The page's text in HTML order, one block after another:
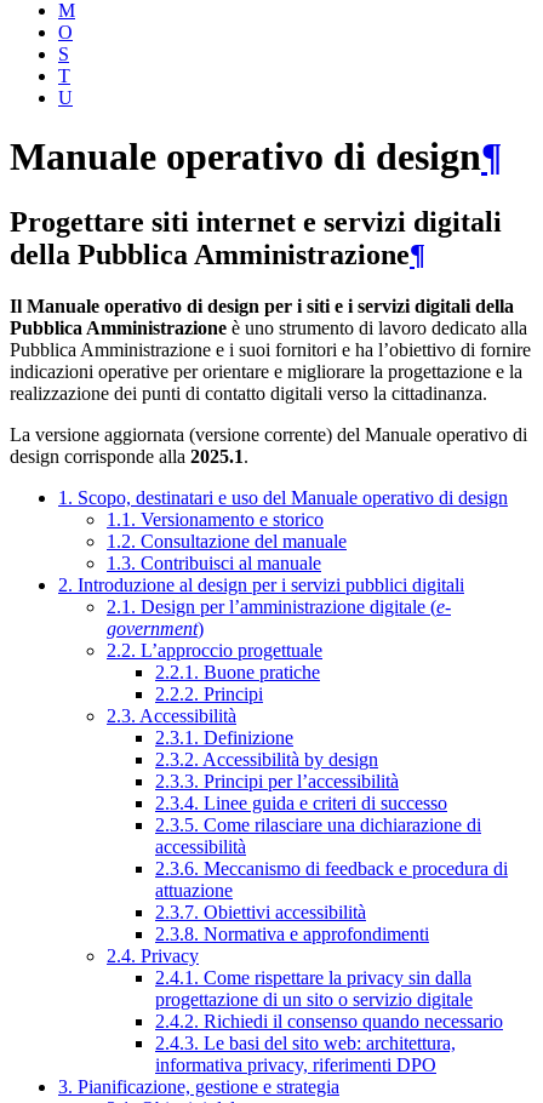
M
O
S
T
U
Manuale operativo di design¶
Progettare siti internet e servizi digitali
della Pubblica Amministrazione¶
Il Manuale operativo di design per i siti e i servizi digitali della
Pubblica Amministrazione è uno strumento di lavoro dedicato alla
Pubblica Amministrazione e i suoi fornitori e ha l’obiettivo di fornire
indicazioni operative per orientare e migliorare la progettazione e la
realizzazione dei punti di contatto digitali verso la cittadinanza.
La versione aggiornata (versione corrente) del Manuale operativo di
design corrisponde alla 2025.1.
1. Scopo, destinatari e uso del Manuale operativo di design
1.1. Versionamento e storico
1.2. Consultazione del manuale
1.3. Contribuisci al manuale
2. Introduzione al design per i servizi pubblici digitali
2.1. Design per l’amministrazione digitale (e-
government)
2.2. L’approccio progettuale
2.2.1. Buone pratiche
2.2.2. Principi
2.3. Accessibilità
2.3.1. Definizione
2.3.2. Accessibilità by design
2.3.3. Principi per l’accessibilità
2.3.4. Linee guida e criteri di successo
2.3.5. Come rilasciare una dichiarazione di
accessibilità
2.3.6. Meccanismo di feedback e procedura di
attuazione
2.3.7. Obiettivi accessibilità
2.3.8. Normativa e approfondimenti
2.4. Privacy
2.4.1. Come rispettare la privacy sin dalla
progettazione di un sito o servizio digitale
2.4.2. Richiedi il consenso quando necessario
2.4.3. Le basi del sito web: architettura,
informativa privacy, riferimenti DPO
3. Pianificazione, gestione e strategia